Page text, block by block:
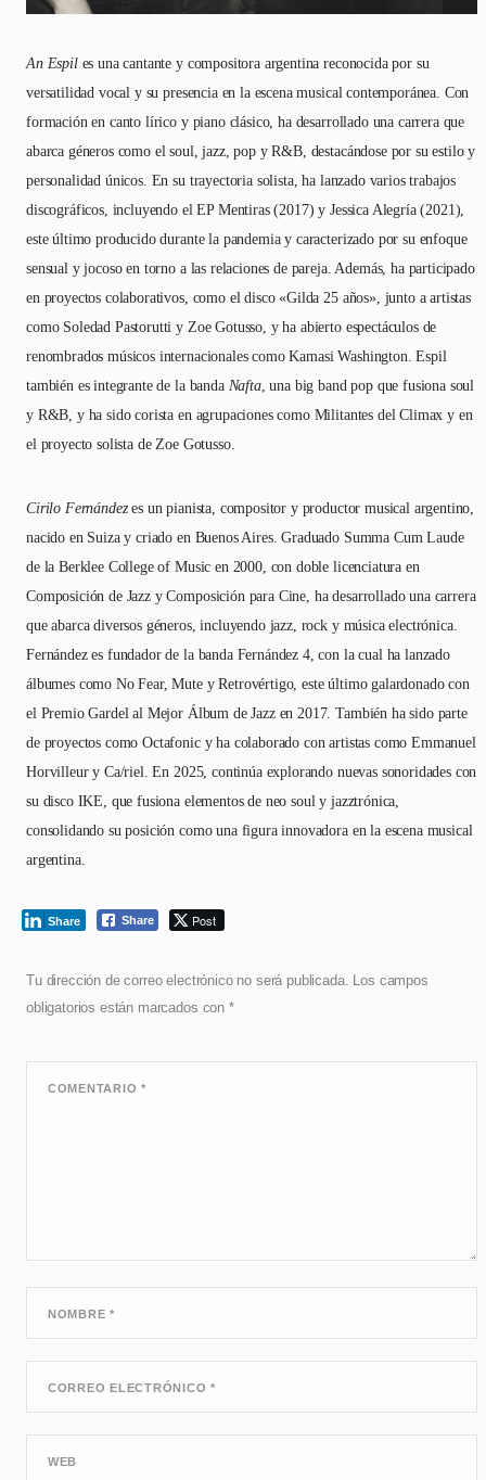
An Espiles una cantante y compositora argentina reconocida por su
versatilidad vocal y su presencia en la escena musical contemporánea. Con
formación en canto lírico y piano clásico, ha desarrollado una carrera que
abarca géneros como el soul, jazz, pop y R&B, destacándose por su estilo y
personalidad únicos. En su trayectoria solista, ha lanzado varios trabajos
discográficos, incluyendo el EP Mentiras (2017) y Jessica Alegría (2021),
este último producido durante la pandemia y caracterizado por su enfoque
sensual y jocoso en torno a las relaciones de pareja. Además, ha participado
en proyectos colaborativos, como el disco «Gilda 25 años», junto a artistas
como Soledad Pastorutti y Zoe Gotusso, y ha abierto espectáculos de
renombrados músicos internacionales como Kamasi Washington. Espil
también es integrante de la banda Nafta, una big band pop que fusiona soul
y R&B, y ha sido corista en agrupaciones como Militantes del Climax y en
el proyecto solista de Zoe Gotusso.
Cirilo Fernándezes un pianista, compositor y productor musical argentino,
nacido en Suiza y criado en Buenos Aires. Graduado Summa Cum Laude
de la Berklee College of Music en 2000, con doble licenciatura en
Composición de Jazz y Composición para Cine, ha desarrollado una carrera
que abarca diversos géneros, incluyendo jazz, rock y música electrónica.
Fernández es fundador de la banda Fernández 4, con la cual ha lanzado
álbumes como No Fear, Mute y Retrovértigo, este último galardonado con
el Premio Gardel al Mejor Álbum de Jazz en 2017. También ha sido parte
de proyectos como Octafonic y ha colaborado con artistas como Emmanuel
Horvilleur y Ca/riel. En 2025, continúa explorando nuevas sonoridades con
su disco IKE, que fusiona elementos de neo soul y jazztrónica,
consolidando su posición como una figura innovadora en la escena musical
argentina.
Share Post
Share
Tu dirección de correo electrónico no será publicada.
Los campos
obligatorios están marcados con *
COMENTARIO*
NOMBRE*
CORREO ELECTRÓNICO*
WEB